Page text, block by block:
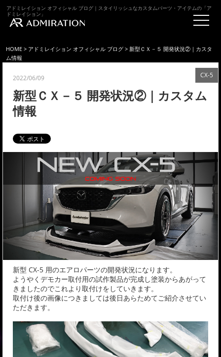
アドミレイション オフィシャル ブログ｜スタイリッシュなカスタムパーツ・アイテムの「ア
ドミレイション」
HOME > アドミレイション オフィシャル ブログ > 新型ＣＸ－５ 開発状況②｜カスタ
ム情報
CX-5
2022/06/09
新型ＣＸ－５ 開発状況②｜カスタム
情報
新型 CX-5 用のエアロパーツの開発状況になります。
ようやくデモカー取付用の試作製品が完成し塗装からあがって
きましたのでこれより取付けをしていきます。
取付け後の画像につきましては後日あらためてご紹介させてい
ただきます。